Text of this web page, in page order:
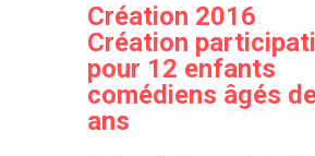
Création 2016
Création
pour 12 enfants
comédiens âgés
ans